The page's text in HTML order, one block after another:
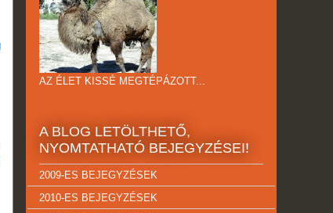
AZ ÉLET KISSÉ MEGTÉPÁZOTT...
A BLOG LETÖLTHETŐ,
NYOMTATHATÓ BEJEGYZÉSEI!
2009-ES BEJEGYZÉSEK
2010-ES BEJEGYZÉSEK